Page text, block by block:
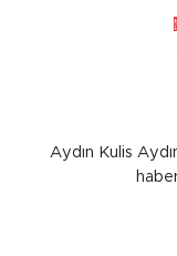
Aydın Kulis